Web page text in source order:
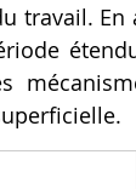
travail.